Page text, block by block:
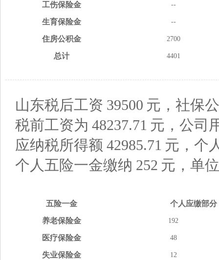
工伤保险金 --
生育保险金 --
住房公积金 2700
总计 4401
山东税后工资 39500 元，社保
税前工资为 48237.71 元，公司
应纳税所得额 42985.71 元，个
个人五险一金缴纳 252 元，单
五险一金 个人应缴部分
养老保险金 192
医疗保险金 48
失业保险金 12